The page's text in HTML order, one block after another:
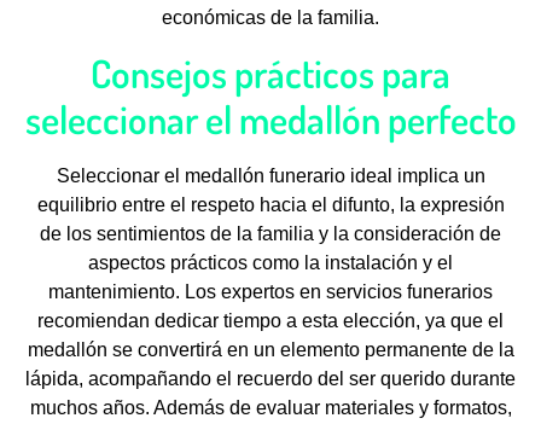
económicas de la familia.
Consejos prácticos para
seleccionar el medallón perfecto
Seleccionar el medallón funerario ideal implica un
equilibrio entre el respeto hacia el difunto, la expresión
de los sentimientos de la familia y la consideración de
aspectos prácticos como la instalación y el
mantenimiento. Los expertos en servicios funerarios
recomiendan dedicar tiempo a esta elección, ya que el
medallón se convertirá en un elemento permanente de la
lápida, acompañando el recuerdo del ser querido durante
muchos años. Además de evaluar materiales y formatos,